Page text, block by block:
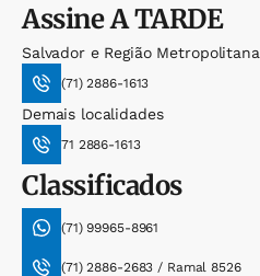
AssineA TARDE
Salvador e Região Metropolitana
(71) 2886-1613
Demais localidades
71 2886-1613
Classificados
(71) 99965-8961
(71) 2886-2683 / Ramal 8526